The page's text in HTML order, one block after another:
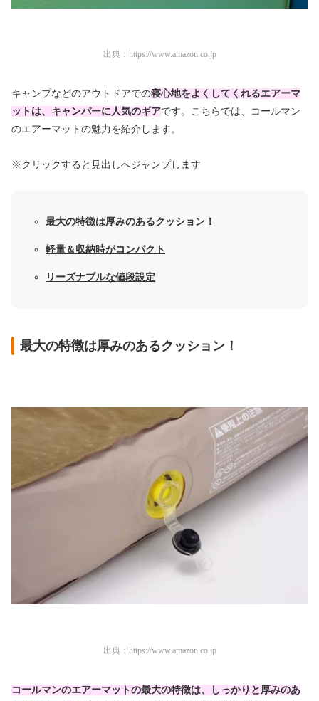
出典： https://www.amazon.co.jp
キャンプなどのアウトドアでの寝心地をよくしてくれるエアーマ
ットは、キャンパーに人気のギアです。こちらでは、コールマン
のエアーマットの魅力を紹介します。
※クリックすると見出しへジャンプします
最大の特徴は厚みのあるクッション！
軽量＆収納時がコンパクト
リーズナブルな値段設定
最大の特徴は厚みのあるクッション！
出典： https://www.amazon.co.jp
コールマンのエアーマットの最大の特徴は、しっかりと厚みのあ